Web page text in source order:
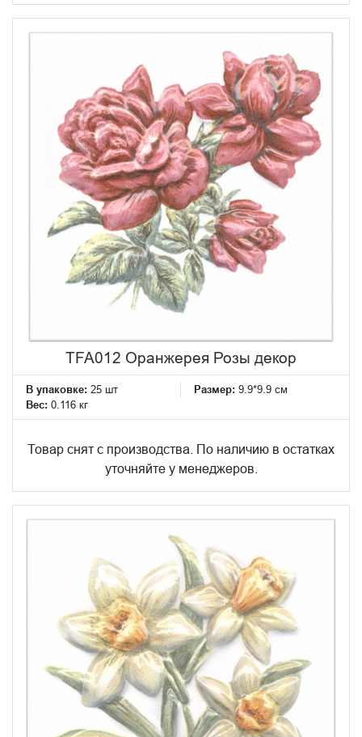
TFA012 Оранжерея Розы декор
В упаковке: 25 шт Размер: 9.9*9.9 см
Вес: 0.116 кг
Товар снят с производства. По наличию в остатках
уточняйте у менеджеров.